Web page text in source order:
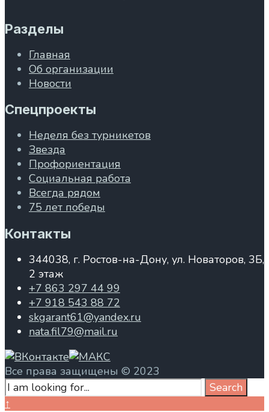
Разделы
Главная
Об организации
Новости
Спецпроекты
Неделя без турникетов
Звезда
Профориентация
Социальная работа
Всегда рядом
75 лет победы
Контакты
344038, г. Ростов-на-Дону, ул. Новаторов, 3Б,
2 этаж
+7 863 297 44 99
+7 918 543 88 72
skgarant61@yandex.ru
nata.fil79@mail.ru
Все права защищены © 2023
Search
for:
Search
Close
↑